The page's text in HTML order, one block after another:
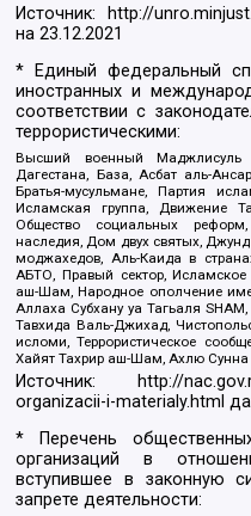
Источник: http://
на23.12.2021
* Единый федеральный
иностранных и
соответствии с
террористическими:
Высший военный Маджлисуль
Дагестана, База, Асбат аль-
Братья-мусульмане, Партия
Исламская группа, Движение
Общество социальных
наследия, Дом двух святых,
моджахедов, Аль-Каида в
АБТО, Правый сектор, Исламское
аш-Шам, Народное ополчение
Аллаха Субхану уа Тагьаля
Тавхида Валь-Джихад,
исломи, Террористическое
Хайят Тахрир аш-Шам, Ахлю
Источник:
http://
organizacii-i-materialy.html
* Перечень
организаций в
вступившее в законную
запрете деятельности: